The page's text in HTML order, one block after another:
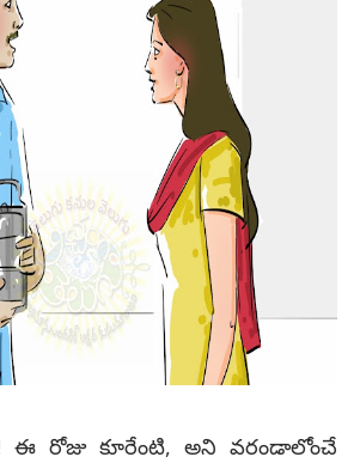
రోజు కూరేంటి, అని వరండాలోంచే